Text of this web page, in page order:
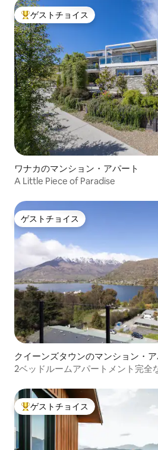
大好評のゲストチョイスです。
ゲストチョイス
ワナカのマンション・アパート
A Little Piece of Paradise
ゲストチョイス
ゲストチョイス
クイーンズタウンのマンション・ア
2ベッドルームアパートメント完全
大好評のゲストチョイスです。
ゲストチョイス